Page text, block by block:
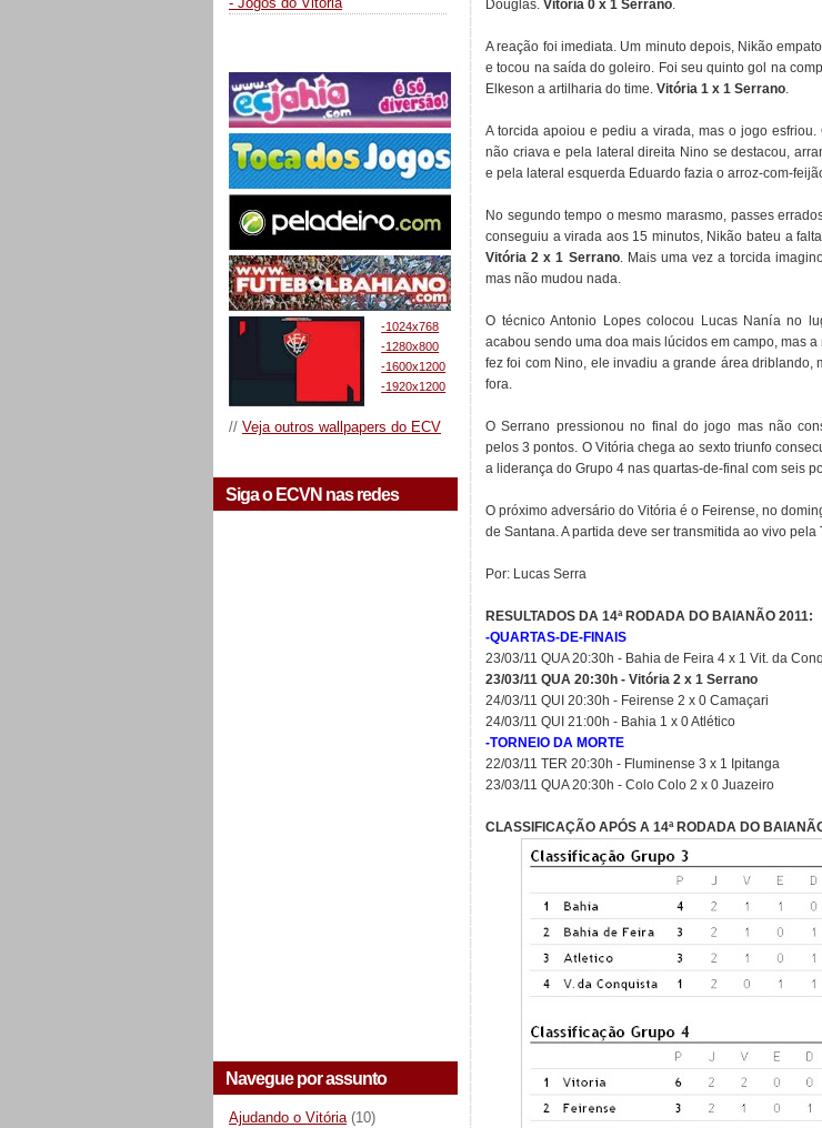
-1024x768
-1280x800
-1600x1200
-1920x1200
// Veja outros wallpapers do ECV
Siga o ECVN nas redes
Navegue por assunto
Ajudando o Vitória (10)
Douglas. Vitória 0 x 1 Serrano.
A reação foi imediata. Um minuto depois, Nikão
e tocou na saída do goleiro. Foi seu quinto gol na
Elkeson a artilharia do time. Vitória 1 x 1 Serrano.
A torcida apoiou e pediu a virada, mas o jogo
não criava e pela lateral direita Nino se destacou,
e pela lateral esquerda Eduardo fazia o arroz-com-
No segundo tempo o mesmo marasmo, passes
conseguiu a virada aos 15 minutos, Nikão bateu a
Vitória 2 x 1 Serrano. Mais uma vez a torcida
mas não mudou nada.
O técnico Antonio Lopes colocou Lucas Nanía no
acabou sendo uma doa mais lúcidos em campo, mas
fez foi com Nino, ele invadiu a grande área driblando,
fora.
O Serrano pressionou no final do jogo mas não
pelos 3 pontos. O Vitória chega ao sexto triunfo
a liderança do Grupo 4 nas quartas-de-final com seis
O próximo adversário do Vitória é o Feirense, no
de Santana. A partida deve ser transmitida ao vivo pela
Por: Lucas Serra
RESULTADOS DA 14ª RODADA DO BAIANÃO 2011:
-QUARTAS-DE-FINAIS
23/03/11 QUA 20:30h - Bahia de Feira 4 x 1 Vit. da
23/03/11 QUA 20:30h - Vitória 2 x 1 Serrano
24/03/11 QUI 20:30h - Feirense 2 x 0 Camaçari
24/03/11 QUI 21:00h - Bahia 1 x 0 Atlético
-TORNEIO DA MORTE
22/03/11 TER 20:30h - Fluminense 3 x 1 Ipitanga
23/03/11 QUA 20:30h - Colo Colo 2 x 0 Juazeiro
CLASSIFICAÇÃO APÓS A 14ª RODADA DO